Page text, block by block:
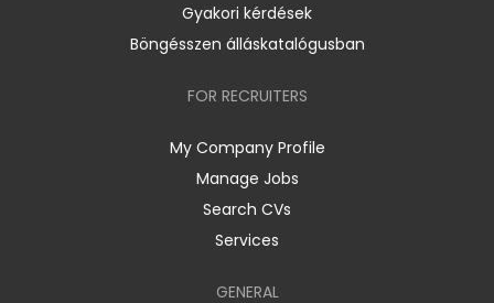
Gyakori kérdések
Böngésszen álláskatalógusban
FOR RECRUITERS
My Company Profile
Manage Jobs
Search CVs
Services
GENERAL